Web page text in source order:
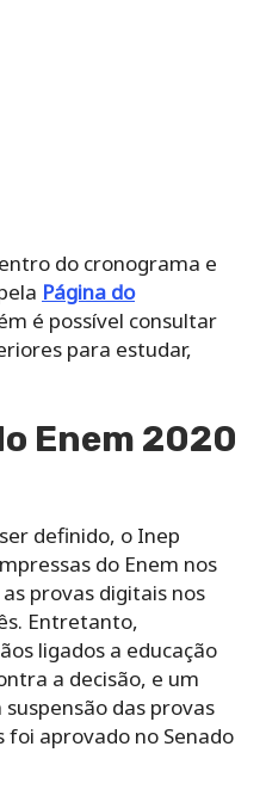
do cronograma e
Página do
é possível consultar
para estudar,
Enem 2020
definido, o Inep
do Enem nos
provas digitais nos
Entretanto,
ligados a educação
a decisão, e um
das provas
foi aprovado no Senado